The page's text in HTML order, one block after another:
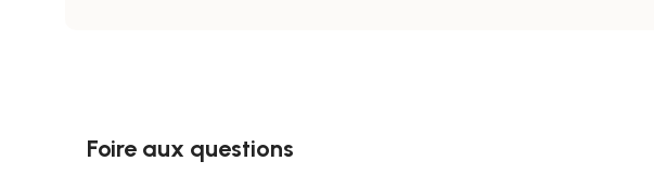
Foire aux questions